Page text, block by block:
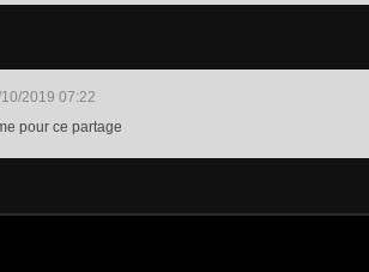
2019 07:22
pour ce partage